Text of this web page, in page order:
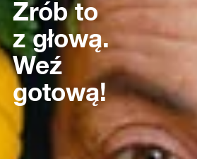
Zrób to
z głową.
Weź
gotową!